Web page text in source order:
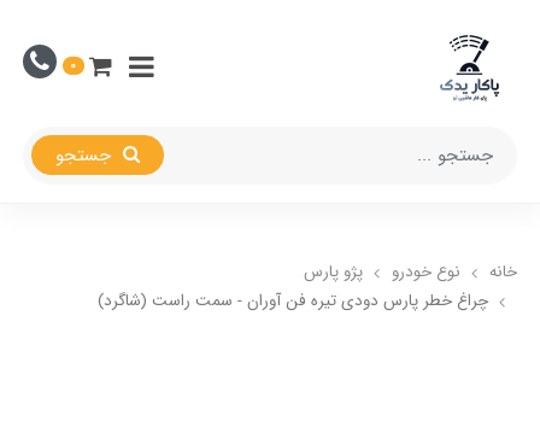
0
خانه نوع خودرو
پژو پارس
چراغ خطر پارس دودی تیره فن آوران - سمت راست (شاگرد)